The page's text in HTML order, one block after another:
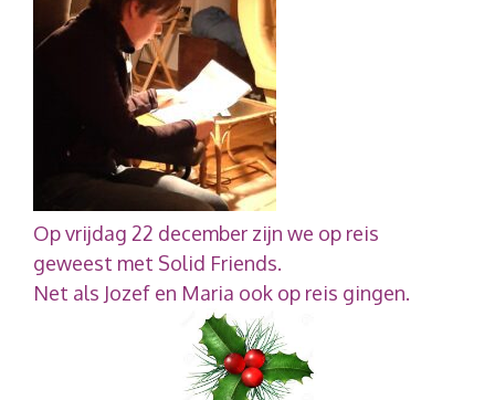
Op vrijdag 22 december zijn we op reis
geweest met Solid Friends.
Net als Jozef en Maria ook op reis gingen.